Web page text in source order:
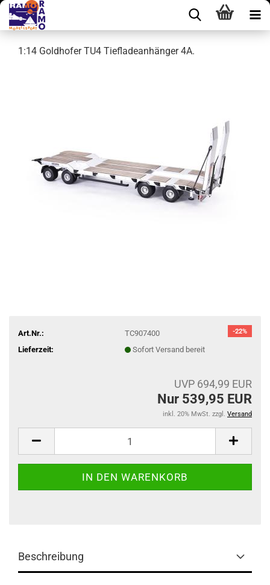
1:14 Goldhofer TU4 Tiefladeanhänger 4A.
-22%
Art.Nr.:
TC907400
Lieferzeit:
Sofort Versand bereit
UVP 694,99 EUR
Nur 539,95 EUR
inkl. 20% MwSt. zzgl. Versand
Beschreibung